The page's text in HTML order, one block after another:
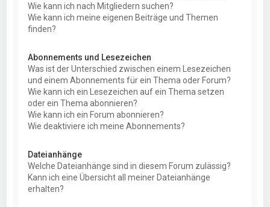
Wie kann ich nach Mitgliedern suchen?
Wie kann ich meine eigenen Beiträge und Themen
finden?
Abonnements und Lesezeichen
Was ist der Unterschied zwischen einem Lesezeichen
und einem Abonnements für ein Thema oder Forum?
Wie kann ich ein Lesezeichen auf ein Thema setzen
oder ein Thema abonnieren?
Wie kann ich ein Forum abonnieren?
Wie deaktiviere ich meine Abonnements?
Dateianhänge
Welche Dateianhänge sind in diesem Forum zulässig?
Kann ich eine Übersicht all meiner Dateianhänge
erhalten?